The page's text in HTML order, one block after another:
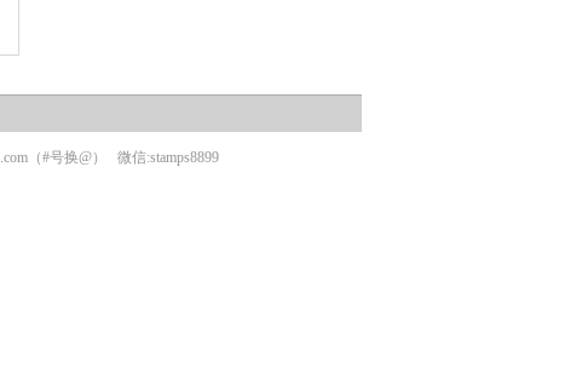
（#号换@） 微信:stamps8899